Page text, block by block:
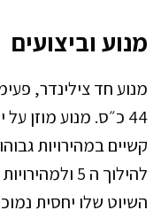
מנוע וביצועים
44 כ״ס. מנוע מוזן
קשיים במהירויות
להילוך ה 5
השיוט שלו יחסית